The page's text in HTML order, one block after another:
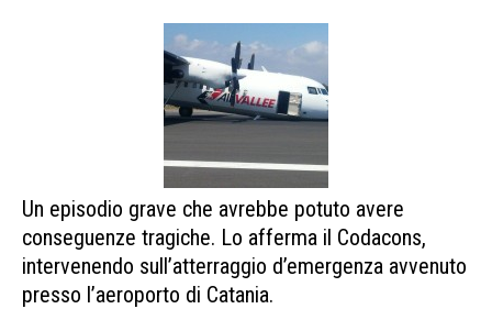
Un episodio grave che avrebbe potuto avere
conseguenze tragiche. Lo afferma il Codacons,
intervenendo sull’atterraggio d’emergenza avvenuto
presso l’aeroporto di Catania.